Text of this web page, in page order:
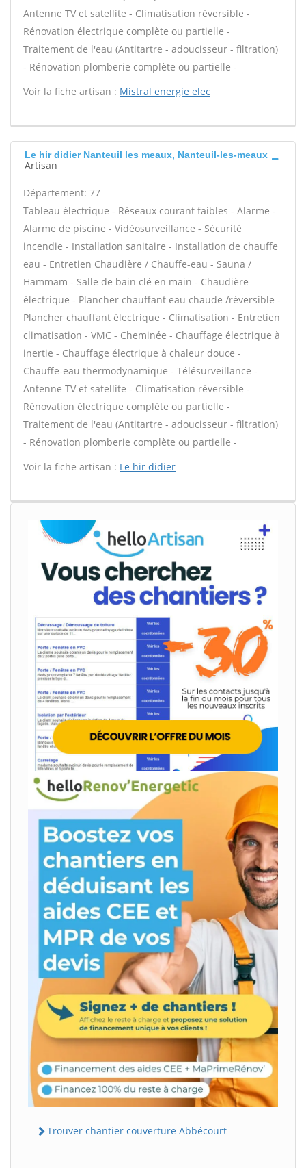
Antenne TV et satellite - Climatisation réversible -
Rénovation électrique complète ou partielle -
Traitement de l'eau (Antitartre - adoucisseur - filtration)
- Rénovation plomberie complète ou partielle -
Voir la fiche artisan : Mistral energie elec
Le hir didier Nanteuil les meaux, Nanteuil-les-meaux
Artisan
Département: 77
Tableau électrique - Réseaux courant faibles - Alarme -
Alarme de piscine - Vidéosurveillance - Sécurité
incendie - Installation sanitaire - Installation de chauffe
eau - Entretien Chaudière / Chauffe-eau - Sauna /
Hammam - Salle de bain clé en main - Chaudière
électrique - Plancher chauffant eau chaude /réversible -
Plancher chauffant électrique - Climatisation - Entretien
climatisation - VMC - Cheminée - Chauffage électrique à
inertie - Chauffage électrique à chaleur douce -
Chauffe-eau thermodynamique - Télésurveillance -
Antenne TV et satellite - Climatisation réversible -
Rénovation électrique complète ou partielle -
Traitement de l'eau (Antitartre - adoucisseur - filtration)
- Rénovation plomberie complète ou partielle -
Voir la fiche artisan : Le hir didier
Trouver chantier couverture Abbécourt